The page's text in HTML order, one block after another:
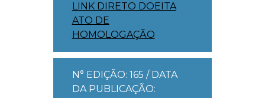
LINK DIRETO DOEITA
ATO DE
HOMOLOGAÇÃO
N° EDIÇÃO: 165 / DATA
DA PUBLICAÇÃO: